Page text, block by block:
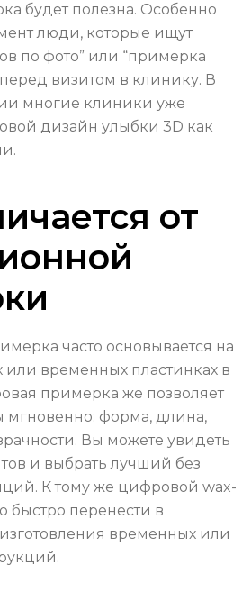
будет полезна. Особенно
люди, которые ищут
по фото” или “примерка
визитом в клинику. В
многие клиники уже
дизайн улыбки 3D как
от
часто основывается на
или временных пластинках в
примерка же позволяет
мгновенно: форма, длина,
Вы можете увидеть
и выбрать лучший без
К тому же цифровой wax-
быстро перенести в
временных или